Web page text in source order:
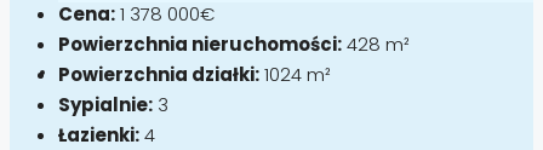
Cena:1 378 000€
Powierzchnia nieruchomości:428 m²
Powierzchnia działki:1024 m²
Sypialnie: 3
Łazienki:4